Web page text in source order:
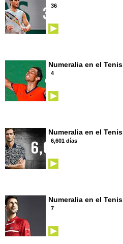
36
Numeralia en el Tenis
4
Numeralia en el Tenis
6,601 días
Numeralia en el Tenis
7